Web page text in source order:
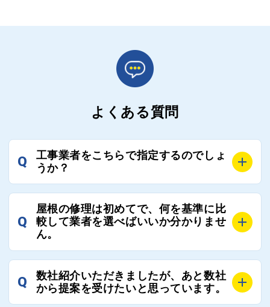
よくある質問
Q
工事業者をこちらで指定するのでしょ
うか？
お客様のご要望をお聞きし、条件に合った工事業者を
最大3社まで選定し、ご紹介いたします。
そのため、お客様に比較する業者を選定いただく必要
Q
屋根の修理は初めてで、何を基準に比
較して業者を選べばいいか分かりませ
ん。
選定基準はお客様によって異なりますが、価格はもち
ろんのこと、実績面や保証面、担当者の人柄や社歴、
近さやアフターフォローの充実度などを各社で比較
Q
数社紹介いただきましたが、あと数社
から提案を受けたいと思っています。